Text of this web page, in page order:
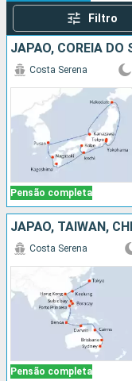
Filtro
JAPÃO, CORÉIA DO
Pensão completa
Costa Serena
Pensão completa
Costa Serena